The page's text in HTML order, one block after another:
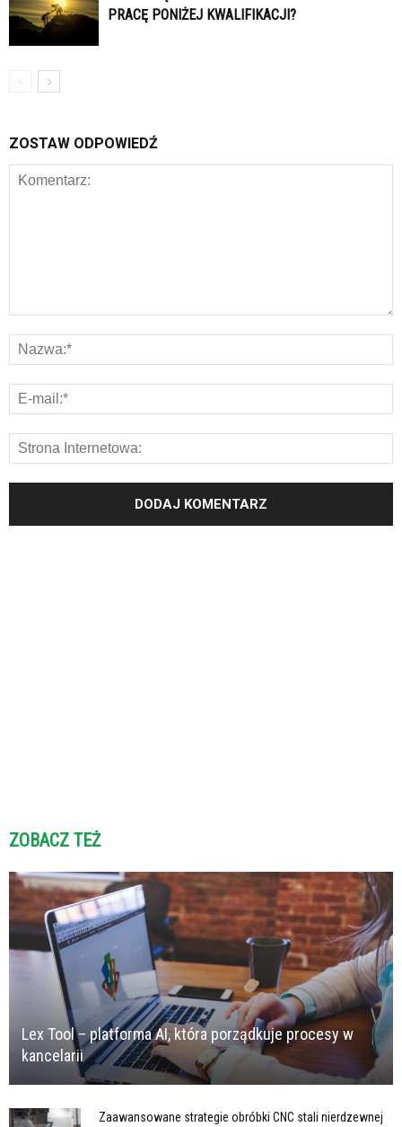
PRACĘ PONIŻEJ KWALIFIKACJI?
ZOSTAW ODPOWIEDŹ
ZOBACZ TEŻ
Lex Tool – platforma AI, która porządkuje procesy w
kancelarii
Zaawansowane strategie obróbki CNC stali nierdzewnej